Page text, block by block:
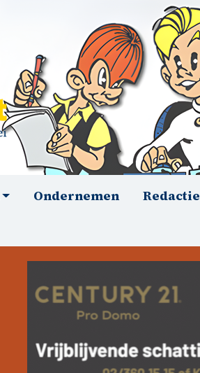
Ondernemen Redactie